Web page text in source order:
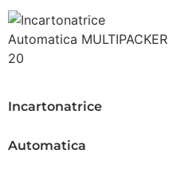
Incartonatrice
Automatica